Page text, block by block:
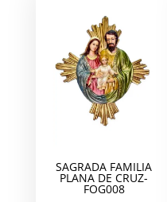
SAGRADA FAMILIA
PLANA DE CRUZ-
FOG008